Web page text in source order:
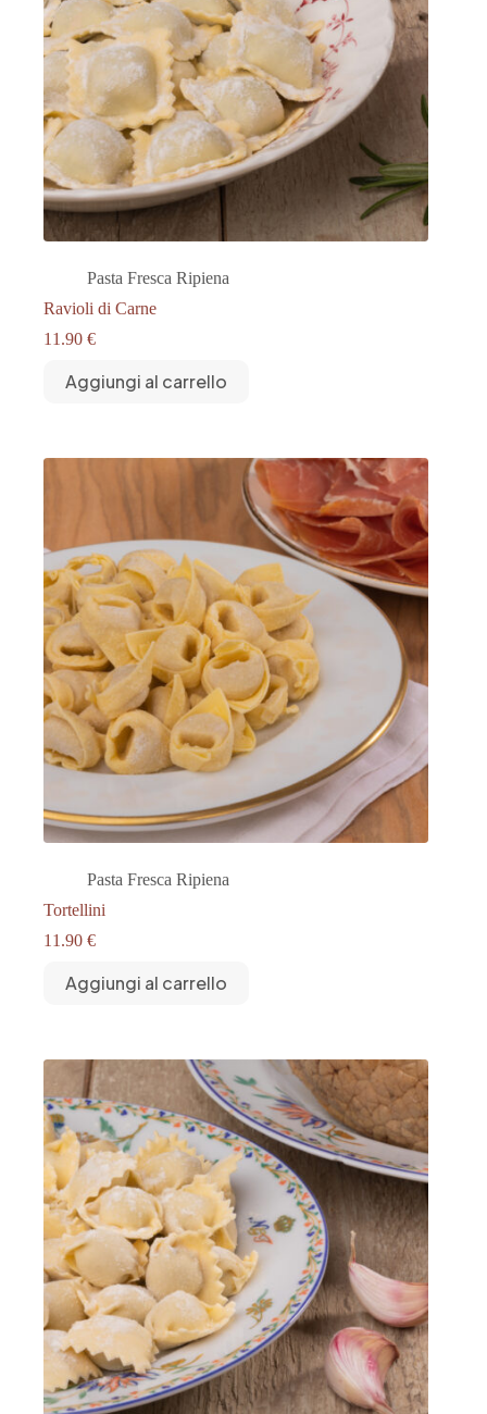
Pasta Fresca Ripiena
Ravioli di Carne
11.90 €
Aggiungi al carrello
Pasta Fresca Ripiena
Tortellini
11.90 €
Aggiungi al carrello